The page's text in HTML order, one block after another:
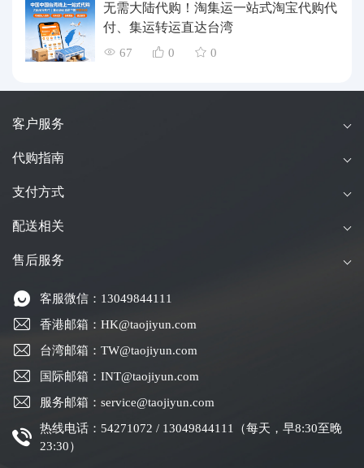
无需大陆代购！淘集运一站式淘宝代购代
付、集运转运直达台湾
67 0 0
客户服务
代购指南
支付方式
配送相关
售后服务
客服微信：13049844111
香港邮箱：HK@taojiyun.com
台湾邮箱：TW@taojiyun.com
国际邮箱：INT@taojiyun.com
服务邮箱：service@taojiyun.com
热线电话：54271072 / 13049844111（每天，早8:30至晚
23:30）